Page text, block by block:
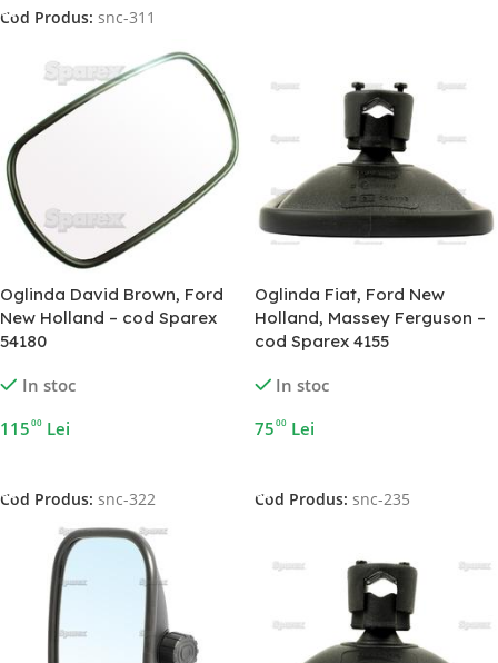
Cod Produs: snc-311
Oglinda David Brown, Ford
New Holland – cod Sparex
54180
In stoc
11500 Lei
Cod Produs: snc-322
Oglinda Fiat, Ford New
Holland, Massey Ferguson –
cod Sparex 4155
In stoc
7500 Lei
Cod Produs: snc-235